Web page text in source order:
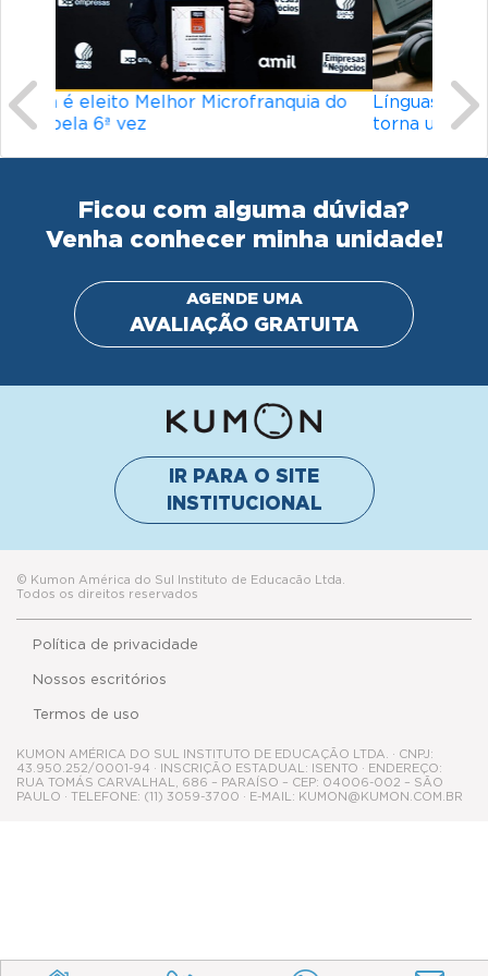
Ficou com alguma dúvida?
Venha conhecer minha unidade!
IR PARA O SITE
Todos os direitos reservados
Política de privacidade
Termos de uso
Nossos escritórios
KUMON AMÉRICA DO SUL INSTITUTO DE EDUCAÇÃO LTDA. · CNPJ:
43.950.252/0001-94 · INSCRIÇÃO ESTADUAL: ISENTO · ENDEREÇO:
RUA TOMÁS CARVALHAL, 686 – PARAÍSO – CEP: 04006-002 – SÃO